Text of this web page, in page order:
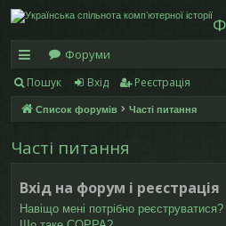
в
и
дк
й
Форуми
Пошук Вхід Реєстрація
Список форумів Часті питання
Часті питання
Вхід на форум і реєстрація
Навіщо мені потрібно реєструватися?